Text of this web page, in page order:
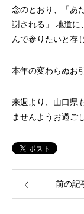
念のとおり、「あ
謝される」 地道に
んで参りたいと存
本年の変わらぬお
来週より、山口県
ませんようお過ご
前の記